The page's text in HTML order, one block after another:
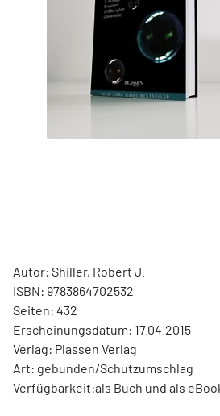
Autor: Shiller, Robert J.
ISBN: 9783864702532
Seiten: 432
Erscheinungsdatum: 17.04.2015
Verlag: Plassen Verlag
Art: gebunden/Schutzumschlag
Verfügbarkeit:als Buch und als